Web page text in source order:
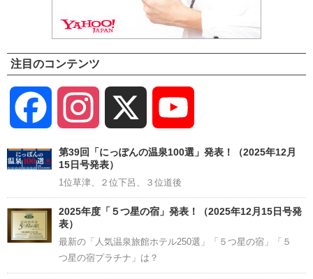
注目のコンテンツ
Facebook Instagram
Channel
第39回「にっぽんの温泉100選」発表！（2025年12月
15日号発表）
1位草津、２位下呂、３位道後
2025年度「５つ星の宿」発表！（2025年12月15日号発
表）
最新の「人気温泉旅館ホテル250選」「５つ星の宿」「５
つ星の宿プラチナ」は？